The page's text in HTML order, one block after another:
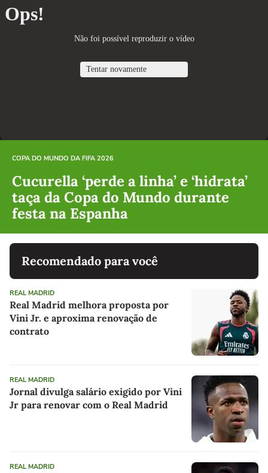
COPA DO MUNDO DA FIFA 2026
Cucurella ‘perde a linha’ e ‘hidrata’
taça da Copa do Mundo durante
festa na Espanha
Recomendado para você
REAL MADRID
Real Madrid melhora proposta por
Vini Jr. e aproxima renovação de
contrato
REAL MADRID
Jornal divulga salário exigido por Vini
Jr para renovar com o Real Madrid
REAL MADRID